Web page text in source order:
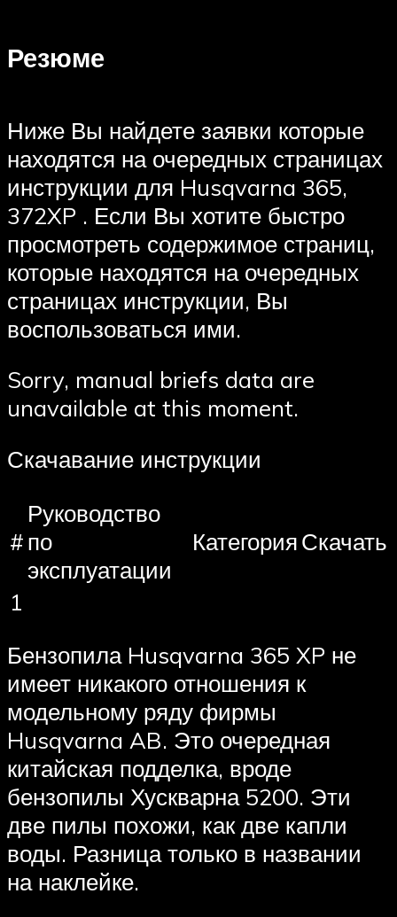
Резюме
Ниже Вы найдете заявки которые
находятся на очередных страницах
инструкции для Husqvarna 365,
372XP . Если Вы хотите быстро
просмотреть содержимое страниц,
которые находятся на очередных
страницах инструкции, Вы
воспользоваться ими.
Sorry, manual briefs data are
unavailable at this moment.
Скачавание инструкции
#
Руководство
по
эксплуатации
КатегорияСкачать
1
Бензопила Husqvarna 365 XP не
имеет никакого отношения к
модельному ряду фирмы
Husqvarna AB. Это очередная
китайская подделка, вроде
бензопилы Хускварна 5200. Эти
две пилы похожи, как две капли
воды. Разница только в названии
на наклейке.